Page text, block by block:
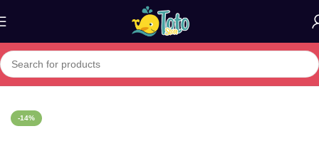
Home»Boutique»GummyBear Women’s Multi – Énergie,
-14%